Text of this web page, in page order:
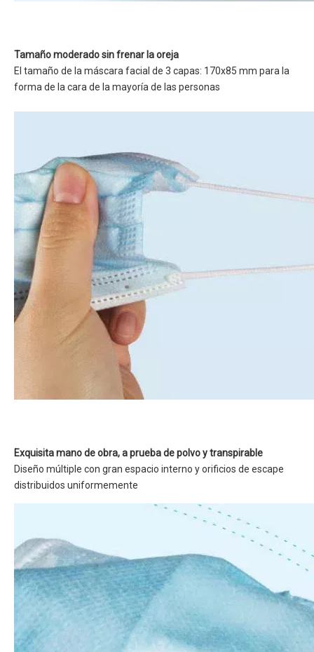
Tamaño moderado sin frenar la oreja
El tamaño de la máscara facial de 3 capas: 170x85 mm para la
forma de la cara de la mayoría de las personas
Exquisita mano de obra, a prueba de polvo y transpirable
Diseño múltiple con gran espacio interno y orificios de escape
distribuidos uniformemente